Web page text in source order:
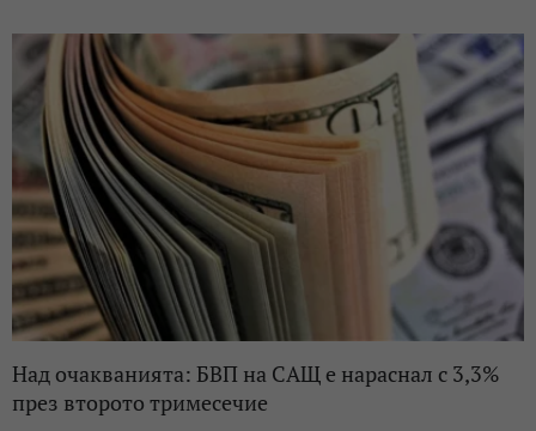
Над очакванията: БВП на САЩ е нараснал с 3,3%
през второто тримесечие